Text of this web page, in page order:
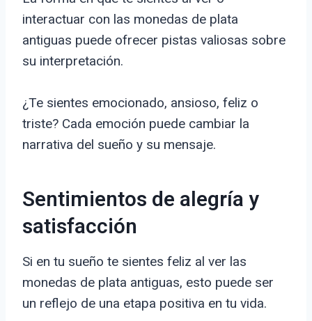
interactuar con las monedas de plata
antiguas puede ofrecer pistas valiosas sobre
su interpretación.
¿Te sientes emocionado, ansioso, feliz o
triste? Cada emoción puede cambiar la
narrativa del sueño y su mensaje.
Sentimientos de alegría y
satisfacción
Si en tu sueño te sientes feliz al ver las
monedas de plata antiguas, esto puede ser
un reflejo de una etapa positiva en tu vida.